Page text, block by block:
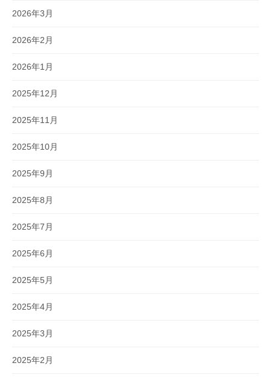
2026年3月
2026年2月
2026年1月
2025年12月
2025年11月
2025年10月
2025年9月
2025年8月
2025年7月
2025年6月
2025年5月
2025年4月
2025年3月
2025年2月